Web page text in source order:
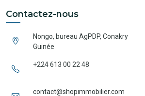
Contactez-nous
Nongo, bureau AgPDP, Conakry
Guinée
+224 613 00 22 48
contact@shopimmobilier.com